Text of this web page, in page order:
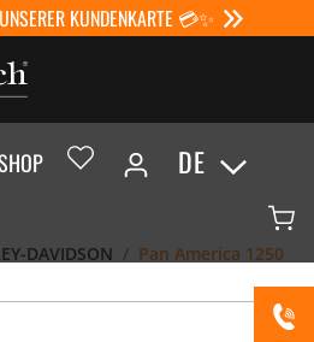
KUNDENKARTE 💳✨
DE
DAVIDSON Pan America 1250